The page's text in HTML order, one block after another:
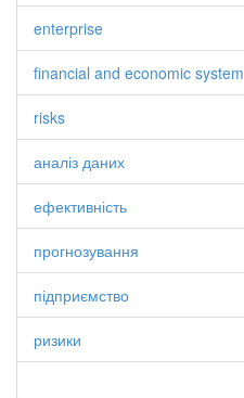
enterprise
financial and economic system
risks
аналіз даних
ефективність
прогнозування
підприємство
ризики